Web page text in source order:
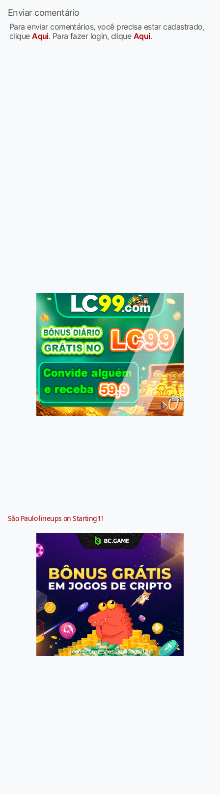
Enviar comentário
Para enviar comentários, você precisa estar cadastrado,
cliqueAqui. Para fazer login, clique Aqui.
São Paulo lineups on Starting11
Jogue com responsabilidade. 18+